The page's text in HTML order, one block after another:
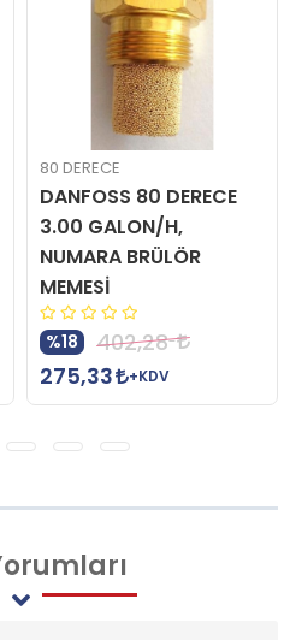
80 DERECE
DANFOSS 80 DERECE
3.00 GALON/H,
NUMARA BRÜLÖR
MEMESİ
%18
402,28
275,33
+KDV